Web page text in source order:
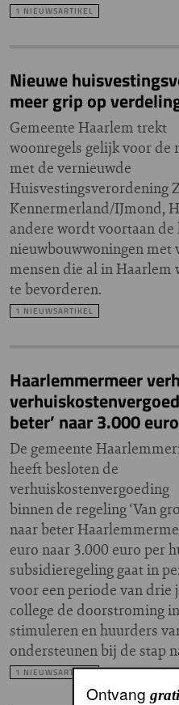
1 NIEUWSARTIKEL
Nieuwe
meer grip op
Gemeente Haarlem trekt
woonregels gelijk voor de
met de vernieuwde
Huisvestingsverordening
Kennermerland/IJmond,
andere wordt voortaan de
nieuwbouwwoningen met
mensen die al in
te bevorderen.
1 NIEUWSARTIKEL
Haarlemmermeer
beter’ naar 3.000 euro
De gemeente
heeft besloten de
verhuiskostenvergoeding
binnen de regeling ‘Van
naar beter
euro naar 3.000 euro per
subsidieregeling gaat in
voor een periode van
college de doorstroming
stimuleren en huurders
ondersteunen bij de stap
1 NIEUWSARTIKEL
Ontvang